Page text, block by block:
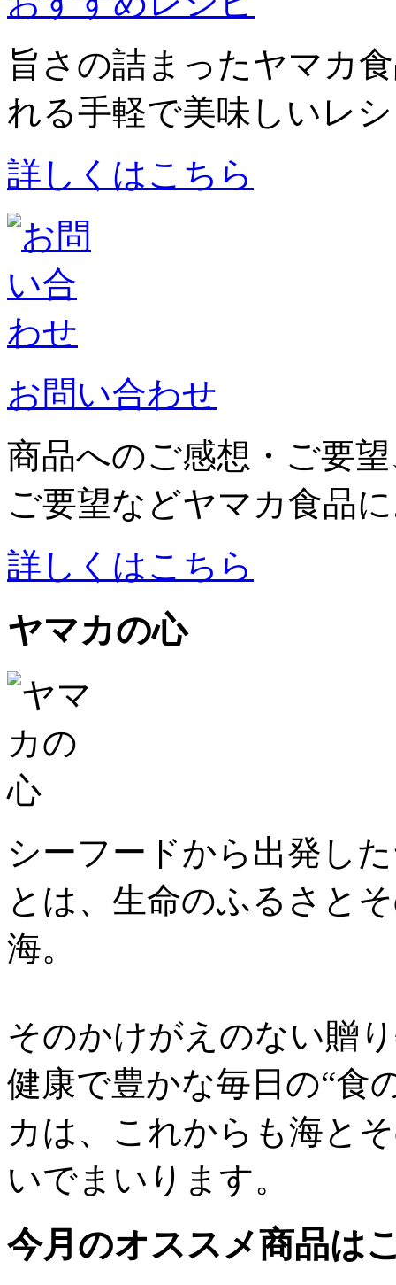
旨さの詰まったヤマカ
れる手軽で美味しいレ
詳しくはこちら
お問い合わせ
商品へのご感想・ご要
ご要望などヤマカ食品
詳しくはこちら
ヤマカの心
シーフードから出発し
とは、生命のふるさと
海。
そのかけがえのない贈
健康で豊かな毎日の“食
カは、これからも海と
いでまいります。
今月のオススメ商品は